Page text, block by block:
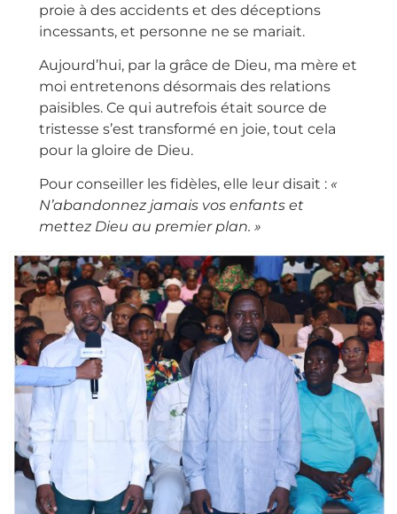
proie à des accidents et des déceptions
incessants, et personne ne se mariait.
Aujourd’hui, par la grâce de Dieu, ma mère et
moi entretenons désormais des relations
paisibles. Ce qui autrefois était source de
tristesse s’est transformé en joie, tout cela
pour la gloire de Dieu.
Pour conseiller les fidèles, elle leur disait : «
N’abandonnez jamais vos enfants et
mettez Dieu au premier plan. »